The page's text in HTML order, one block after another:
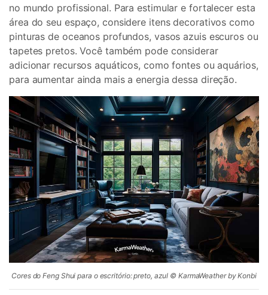
no mundo profissional. Para estimular e fortalecer esta
área do seu espaço, considere itens decorativos como
pinturas de oceanos profundos, vasos azuis escuros ou
tapetes pretos. Você também pode considerar
adicionar recursos aquáticos, como fontes ou aquários,
para aumentar ainda mais a energia dessa direção.
Cores do Feng Shui para o escritório: preto, azul © KarmaWeather by Konbi